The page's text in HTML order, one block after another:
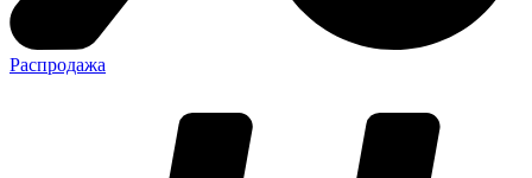
Распродажа